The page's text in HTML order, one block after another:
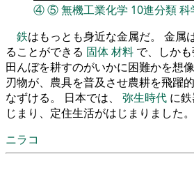
④⑤無機工業化学 10進分類科
鉄はもっとも身近な金属だ。 金属
ることができる 固体材料 で、しか
田んぼを耕すのがいかに困難かを想
刃物が、農具を普及させ農耕を飛躍
なずける。 日本では、 弥生時代 に
じまり、定住生活がはじまりました。
ニラコ